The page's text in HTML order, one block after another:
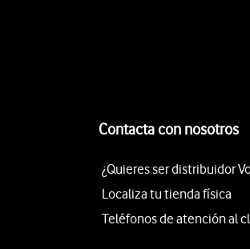
Contacta con nosotros
¿Quieres ser distribuidor
Localiza tu tienda física
Teléfonos de atención al